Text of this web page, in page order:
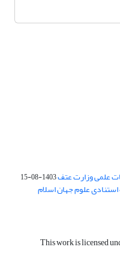
علمی وزارت عتف1403-08-15
علوم جهان اسلام
This work is licensed